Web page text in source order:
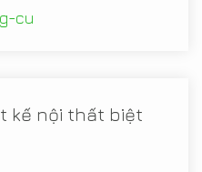
cu
kế nội thất biệt